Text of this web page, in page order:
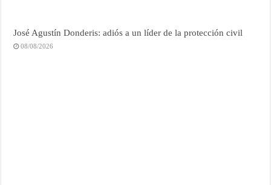
José Agustín Donderis: adiós a un líder de la protección civil
08/08/2026